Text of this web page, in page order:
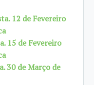
12 de Fevereiro
15 de Fevereiro
30 de Março de